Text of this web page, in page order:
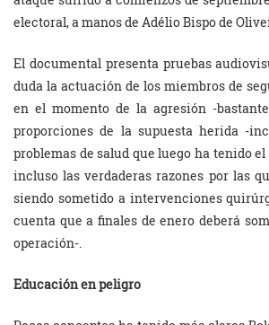
electoral, a manos de Adélio Bispo de
El documental presenta pruebas
duda la actuación de los miembros de
en el momento de la agresión -
proporciones de la supuesta herida -
problemas de salud que luego ha tenido
incluso las verdaderas razones por las
siendo sometido a intervenciones
cuenta que a finales de enero deberá
operación-.
Educación en peligro